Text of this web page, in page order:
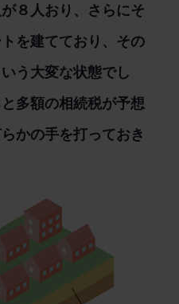
８人おり、さらにそ
を建てており、その
う大変な状態でし
多額の相続税が予想
かの手を打っておき